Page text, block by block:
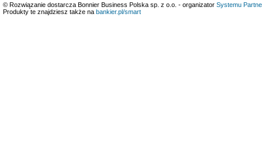
© Rozwiązanie dostarcza Bonnier Business Polska sp. z o.o. - organizator Systemu
Produkty te znajdziesz także na bankier.pl/smart